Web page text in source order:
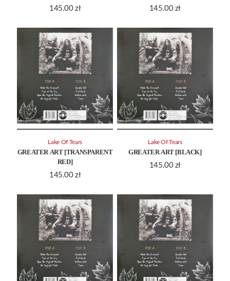
145.00 zł
145.00 zł
GREATER ART [TRANSPARENT
RED]
145.00 zł
Lake Of Tears
GREATER ART [BLACK]
145.00 zł
Lake Of Tears